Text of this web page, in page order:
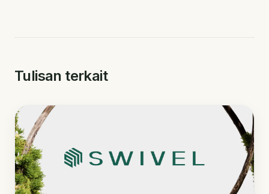
Tulisan terkait